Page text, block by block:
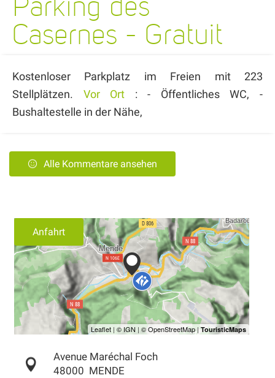
Parking des
Casernes - Gratuit
Kostenloser Parkplatz im Freien mit 223
Stellplätzen. Vor Ort : - Öffentliches WC, -
Bushaltestelle in der Nähe,
Alle Kommentare ansehen
Anfahrt
Avenue Maréchal Foch
48000 MENDE